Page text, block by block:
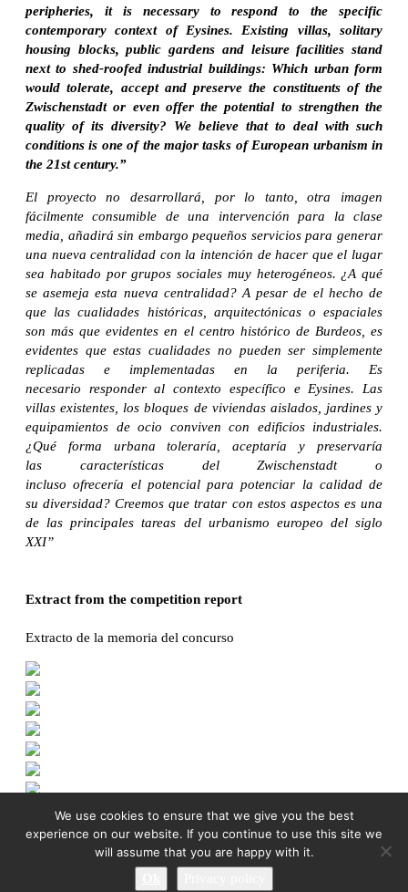
peripheries, it is necessary to respond to the specific
contemporary context of Eysines. Existing villas, solitary
housing blocks, public gardens and leisure facilities stand
next to shed-roofed industrial buildings: Which urban form
would tolerate, accept and preserve the constituents of the
Zwischenstadt or even offer the potential to strengthen the
quality of its diversity? We believe that to deal with such
conditions is one of the major tasks of European urbanism in
the 21st century.”
El proyecto no desarrollará, por lo tanto, otra imagen
fácilmente consumible de una intervención para la clase
media, añadirá sin embargo pequeños servicios para generar
una nueva centralidad con la intención de hacer que el lugar
sea habitado por grupos sociales muy heterogéneos. ¿A qué
se asemeja esta nueva centralidad? A pesar de el hecho de
que las cualidades históricas, arquitectónicas o espaciales
son más que evidentes en el centro histórico de Burdeos, es
evidentes que estas cualidades no pueden ser simplemente
replicadas e implementadas en la periferia. Es
necesario responder al contexto específico e Eysines. Las
villas existentes, los bloques de viviendas aislados, jardines y
equipamientos de ocio conviven con edificios industriales.
¿Qué forma urbana toleraría, aceptaría y preservaría
las características del Zwischenstadt o
incluso ofrecería el potencial para potenciar la calidad de
su diversidad? Creemos que tratar con estos aspectos es una
de las principales tareas del urbanismo europeo del siglo
XXI”
Extract from the competition report
Extracto de la memoria del concurso
We use cookies to ensure that we give you the best
experience on our website. If you continue to use this site we
will assume that you are happy with it.